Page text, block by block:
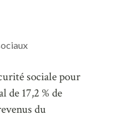
sociale pour
de 17,2 % de
du